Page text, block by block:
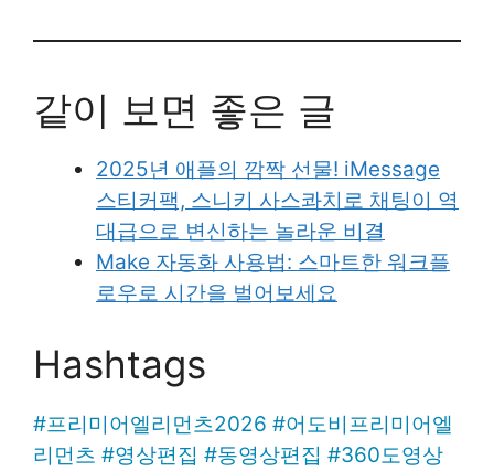
같이 보면 좋은 글
2025년 애플의 깜짝 선물! iMessage
스티커팩, 스니키 사스콰치로 채팅이 역
대급으로 변신하는 놀라운 비결
Make 자동화 사용법: 스마트한 워크플
로우로 시간을 벌어보세요
Hashtags
#프리미어엘리먼츠2026 #어도비프리미어엘
리먼츠 #영상편집 #동영상편집 #360도영상